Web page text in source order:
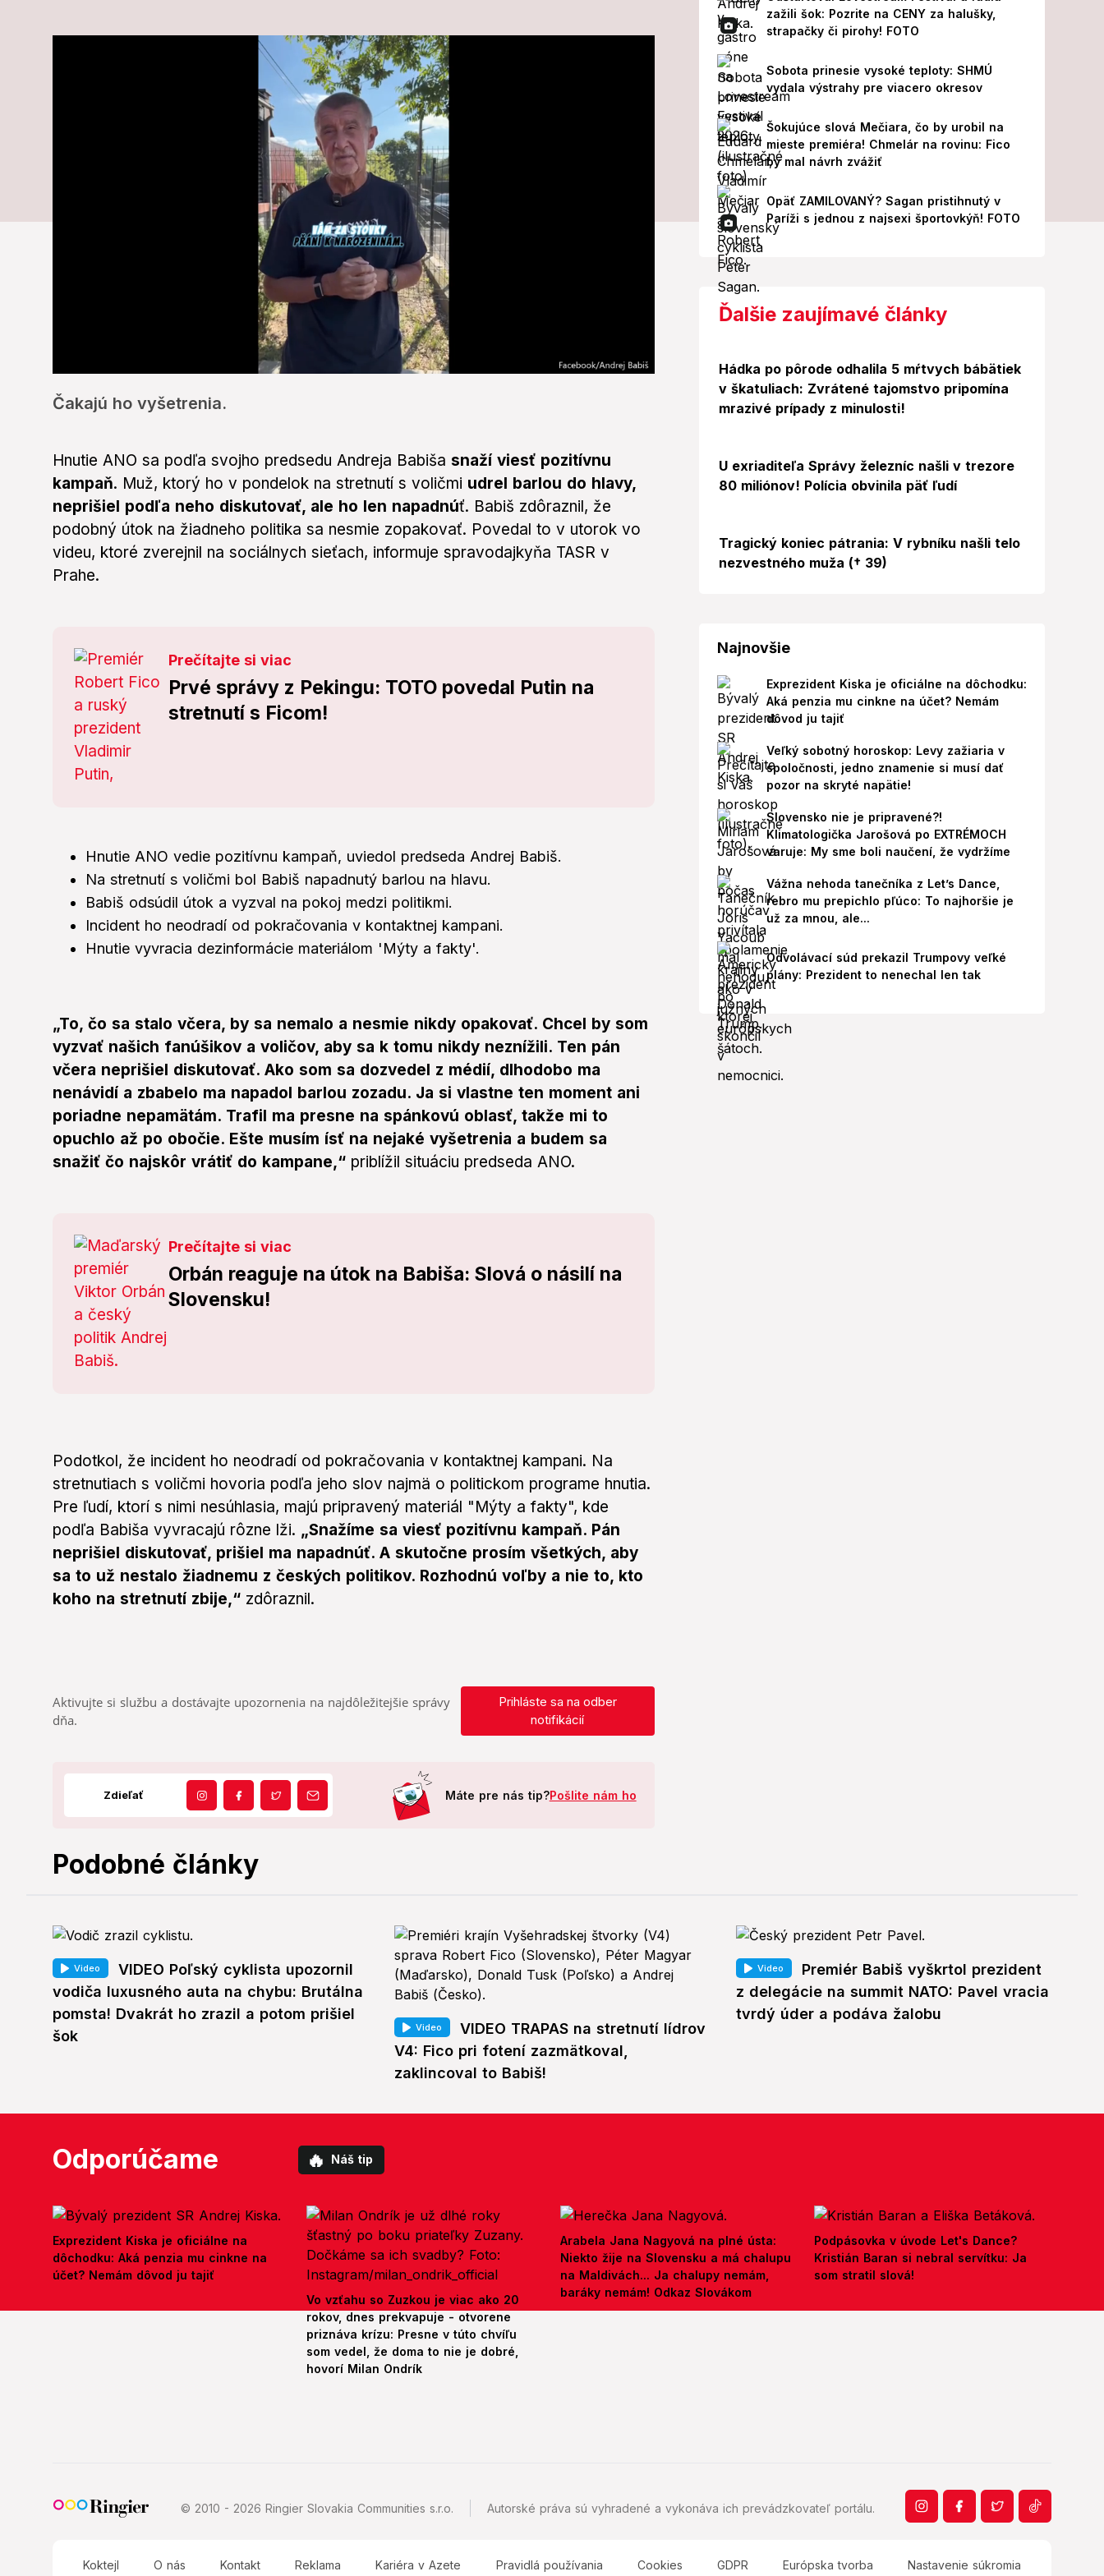
of
1
0%
Čakajú ho vyšetrenia.
útoku ukázal na VIDEU: Silné
slová! Ja si vlastne ten
moment...
Hnutie ANO sa podľa svojho predsedu Andreja Babiša snaží viesť pozitívnu
kampaň. Muž, ktorý ho v pondelok na stretnutí s voličmi udrel barlou do hlavy,
neprišiel podľa neho diskutovať, ale ho len napadnúť. Babiš zdôraznil, že
podobný útok na žiadneho politika sa nesmie zopakovať. Povedal to v utorok vo
videu, ktoré zverejnil na sociálnych sieťach, informuje spravodajkyňa TASR v
Prahe.
Prečítajte si viac
Prvé správy z Pekingu: TOTO povedal Putin na
stretnutí s Ficom!
Hnutie ANO vedie pozitívnu kampaň, uviedol predseda Andrej Babiš.
Na stretnutí s voličmi bol Babiš napadnutý barlou na hlavu.
Babiš odsúdil útok a vyzval na pokoj medzi politikmi.
Incident ho neodradí od pokračovania v kontaktnej kampani.
Hnutie vyvracia dezinformácie materiálom 'Mýty a fakty'.
„To, čo sa stalo včera, by sa nemalo a nesmie nikdy opakovať. Chcel by som
vyzvať našich fanúšikov a voličov, aby sa k tomu nikdy neznížili. Ten pán
včera neprišiel diskutovať. Ako som sa dozvedel z médií, dlhodobo ma
nenávidí a zbabelo ma napadol barlou zozadu. Ja si vlastne ten moment ani
poriadne nepamätám. Trafil ma presne na spánkovú oblasť, takže mi to
opuchlo až po obočie. Ešte musím ísť na nejaké vyšetrenia a budem sa
snažiť čo najskôr vrátiť do kampane,“ priblížil situáciu predseda ANO.
Prečítajte si viac
Orbán reaguje na útok na Babiša: Slová o násilí na
Slovensku!
Podotkol, že incident ho neodradí od pokračovania v kontaktnej kampani. Na
stretnutiach s voličmi hovoria podľa jeho slov najmä o politickom programe hnutia.
Pre ľudí, ktorí s nimi nesúhlasia, majú pripravený materiál "Mýty a fakty", kde
podľa Babiša vyvracajú rôzne lži. „Snažíme sa viesť pozitívnu kampaň. Pán
neprišiel diskutovať, prišiel ma napadnúť. A skutočne prosím všetkých, aby
sa to už nestalo žiadnemu z českých politikov. Rozhodnú voľby a nie to, kto
koho na stretnutí zbije,“ zdôraznil.
Aktivujte si službu a dostávajte upozornenia na najdôležitejšie správy
dňa.
Prihláste sa na odber
notifikácií
Zdieľať Máte pre nás tip?Pošlite nám ho
zažili šok: Pozrite na CENY za halušky,
strapačky či pirohy! FOTO
Sobota prinesie vysoké teploty: SHMÚ
vydala výstrahy pre viacero okresov
Šokujúce slová Mečiara, čo by urobil na
mieste premiéra! Chmelár na rovinu: Fico
by mal návrh zvážiť
Opäť ZAMILOVANÝ? Sagan pristihnutý v
Paríži s jednou z najsexi športovkýň! FOTO
Ďalšie zaujímavé články
Hádka po pôrode odhalila 5 mŕtvych bábätiek
v škatuliach: Zvrátené tajomstvo pripomína
mrazivé prípady z minulosti!
U exriaditeľa Správy železníc našli v trezore
80 miliónov! Polícia obvinila päť ľudí
Tragický koniec pátrania: V rybníku našli telo
nezvestného muža († 39)
Najnovšie
Exprezident Kiska je oficiálne na dôchodku:
Aká penzia mu cinkne na účet? Nemám
dôvod ju tajiť
Veľký sobotný horoskop: Levy zažiaria v
spoločnosti, jedno znamenie si musí dať
pozor na skryté napätie!
Slovensko nie je pripravené?!
Klimatologička Jarošová po EXTRÉMOCH
varuje: My sme boli naučení, že vydržíme
Vážna nehoda tanečníka z Let’s Dance,
rebro mu prepichlo pľúco: To najhoršie je
už za mnou, ale...
Odvolávací súd prekazil Trumpovy veľké
plány: Prezident to nenechal len tak
Podobné články
Video
VIDEO Poľský cyklista upozornil
vodiča luxusného auta na chybu: Brutálna
pomsta! Dvakrát ho zrazil a potom prišiel
šok
Video
VIDEO TRAPAS na stretnutí lídrov
V4: Fico pri fotení zazmätkoval,
zaklincoval to Babiš!
Video
Premiér Babiš vyškrtol prezident
z delegácie na summit NATO: Pavel vracia
tvrdý úder a podáva žalobu
Odporúčame 🔥 Náš tip
Exprezident Kiska je oficiálne na
dôchodku: Aká penzia mu cinkne na
účet? Nemám dôvod ju tajiť
Vo vzťahu so Zuzkou je viac ako 20
rokov, dnes prekvapuje - otvorene
priznáva krízu: Presne v túto chvíľu
som vedel, že doma to nie je dobré,
hovorí Milan Ondrík
Arabela Jana Nagyová na plné ústa:
Niekto žije na Slovensku a má chalupu
na Maldivách... Ja chalupy nemám,
baráky nemám! Odkaz Slovákom
Podpásovka v úvode Let's Dance?
Kristián Baran si nebral servítku: Ja
som stratil slová!
© 2010 - 2026 Ringier Slovakia Communities s.r.o. Autorské práva sú vyhradené a vykonáva ich prevádzkovateľ portálu.
Koktejl O nás Kontakt Reklama Kariéra v Azete Pravidlá používania Cookies GDPR Európska tvorba Nastavenie súkromia